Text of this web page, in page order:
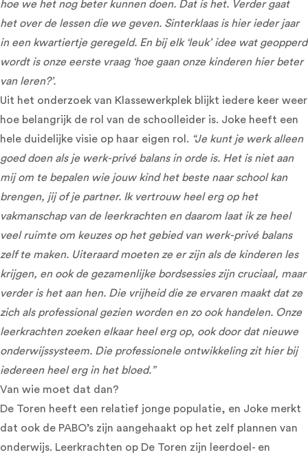
hoe we het nog beter kunnen doen. Dat is het. Verder gaat
het over de lessen die we geven. Sinterklaas is hier ieder jaar
in een kwartiertje geregeld. En bij elk ‘leuk’ idee wat geopperd
wordt is onze eerste vraag ‘hoe gaan onze kinderen hier beter
van leren?’.
Uit het onderzoek van Klassewerkplek blijkt iedere keer weer
hoe belangrijk de rol van de schoolleider is. Joke heeft een
hele duidelijke visie op haar eigen rol. “Je kunt je werk alleen
goed doen als je werk-privé balans in orde is. Het is niet aan
mij om te bepalen wie jouw kind het beste naar school kan
brengen, jij of je partner. Ik vertrouw heel erg op het
vakmanschap van de leerkrachten en daarom laat ik ze heel
veel ruimte om keuzes op het gebied van werk-privé balans
zelf te maken. Uiteraard moeten ze er zijn als de kinderen les
krijgen, en ook de gezamenlijke bordsessies zijn cruciaal, maar
verder is het aan hen. Die vrijheid die ze ervaren maakt dat ze
zich als professional gezien worden en zo ook handelen. Onze
leerkrachten zoeken elkaar heel erg op, ook door dat nieuwe
onderwijssysteem. Die professionele ontwikkeling zit hier bij
iedereen heel erg in het bloed.”
Van wie moet dat dan?
De Toren heeft een relatief jonge populatie, en Joke merkt
dat ook de PABO’s zijn aangehaakt op het zelf plannen van
onderwijs. Leerkrachten op De Toren zijn leerdoel- en